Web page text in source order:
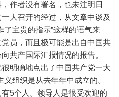
作者没有署名，也未注明日
大召开的经过，从文章中谈及
了宝贵的指示”这样的语气来
员，而且极可能是出自中国共
共产国际汇报情况的报告。
确地点出了中国共产党一大
组织是从去年年中成立的。
5个人。领导人是很受欢迎的